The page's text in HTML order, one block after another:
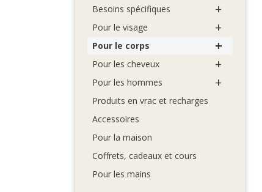
+
Besoins spécifiques
+
Pour le visage
+
Pour le corps
+
Pour les cheveux
+
Pour les hommes
Produits en vrac et recharges
Accessoires
Pour la maison
Coffrets, cadeaux et cours
Pour les mains